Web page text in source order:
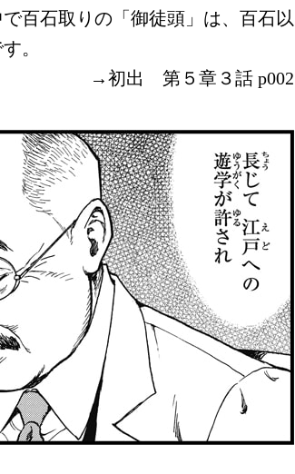
百石取りの「御徒頭」は、百石以
。
→初出 第５章３話 p002